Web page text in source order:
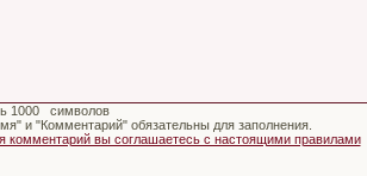
символов
и "Комментарий" обязательны для заполнения.
комментарий вы соглашаетесь с настоящими правилами